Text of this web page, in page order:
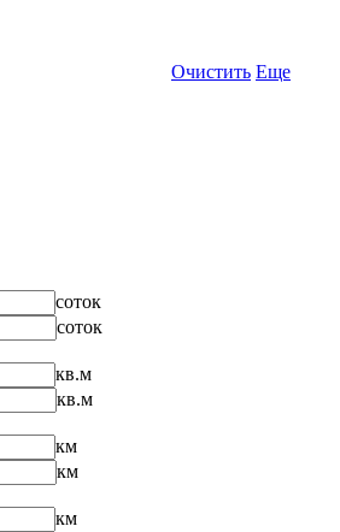
Очистить Еще
соток
соток
кв.м
кв.м
км
км
км